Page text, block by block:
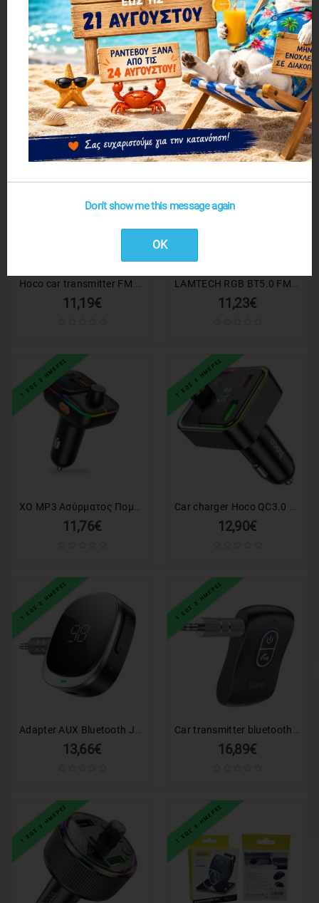
Allison FM Transmitter Αυτοκινήτου με Bluetooth ALS-A72B - Car FM charger wireless
10,73€
Bluetooth Αυτοκινήτου Bluetooth Transmitter για το Ηχοσύστημα BT-199
10,73€
1 ΕΩΣ 3 ΗΜΕΡΕΣ
11,19€
1 ΕΩΣ 3 ΗΜΕΡΕΣ
11,23€
1 ΕΩΣ 3 ΗΜΕΡΕΣ
11,76€
1 ΕΩΣ 3 ΗΜΕΡΕΣ
12,90€
1 ΕΩΣ 3 ΗΜΕΡΕΣ
13,66€
1 ΕΩΣ 3 ΗΜΕΡΕΣ
16,89€
1 ΕΩΣ 3 ΗΜΕΡΕΣ 1 ΕΩΣ 3 ΗΜΕΡΕΣ
Don't show me this message again
OK